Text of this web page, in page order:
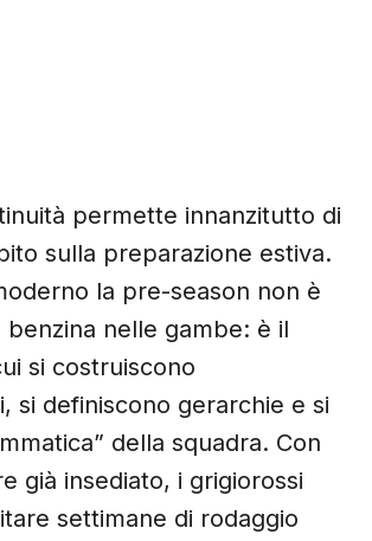
permette innanzitutto di
sulla preparazione estiva.
la pre-season non è
benzina nelle gambe: è il
si costruiscono
si definiscono gerarchie e si
della squadra. Con
già insediato, i grigiorossi
settimane di rodaggio